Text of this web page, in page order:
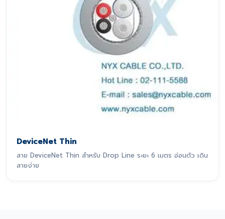
DeviceNet Thin
สาย DeviceNet Thin สำหรับ Drop Line ระยะ 6 เมตร อ่อนตัว เดิน
สายง่าย